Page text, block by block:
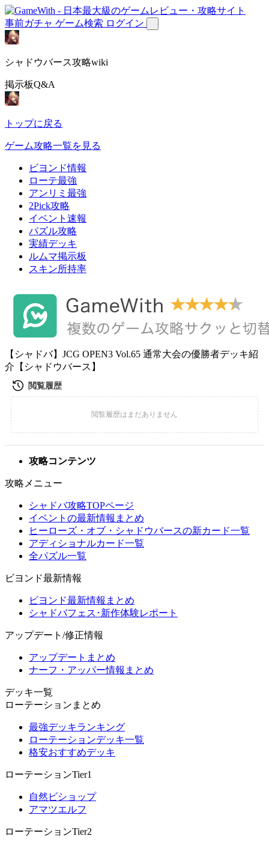
事前ガチャ ゲーム検索 ログイン
シャドウバース攻略wiki
掲示板Q&A
トップに戻る
ゲーム攻略一覧を見る
ビヨンド情報
ローテ最強
アンリミ最強
2Pick攻略
イベント速報
パズル攻略
実績デッキ
ルムマ掲示板
スキン所持率
【シャドバ】JCG OPEN3 Vol.65 通常大会の優勝者デッキ紹
介【シャドウバース】
攻略コンテンツ
攻略メニュー
シャドバ攻略TOPページ
イベントの最新情報まとめ
ヒーローズ・オブ・シャドウバースの新カード一覧
アディショナルカード一覧
全パズル一覧
ビヨンド最新情報
ビヨンド最新情報まとめ
シャドバフェス･新作体験レポート
アップデート/修正情報
アップデートまとめ
ナーフ・アッパー情報まとめ
デッキ一覧
ローテーションまとめ
最強デッキランキング
ローテーションデッキ一覧
格安おすすめデッキ
ローテーションTier1
自然ビショップ
アマツエルフ
ローテーションTier2